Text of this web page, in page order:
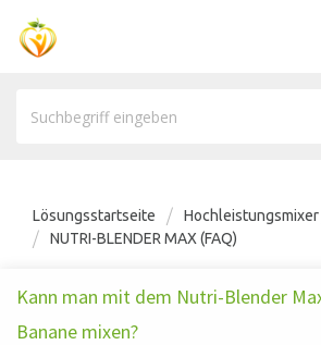
Lösungsstartseite
NUTRI-BLENDER MAX (FAQ)
Kann man mit dem Nutri-Blender
Banane mixen?